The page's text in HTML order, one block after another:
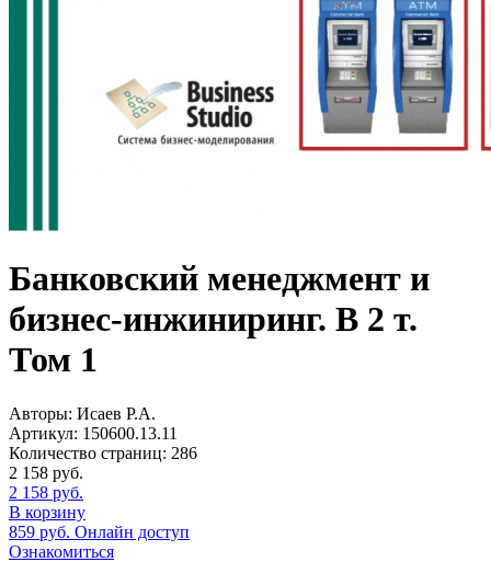
Банковский менеджмент и
бизнес-инжиниринг. В 2 т.
Том 1
Авторы: Исаев Р.А.
Артикул: 150600.13.11
Количество страниц: 286
2 158 руб.
2 158 руб.
В корзину
859 руб. Онлайн доступ
Ознакомиться